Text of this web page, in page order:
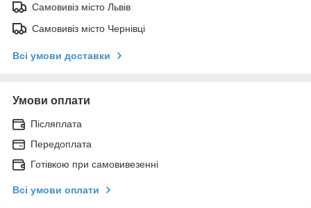
Самовивіз місто Львів
Самовивіз місто Чернівці
Всі умови доставки
Умови оплати
Післяплата
Передоплата
Готівкою при самовивезенні
Всі умови оплати